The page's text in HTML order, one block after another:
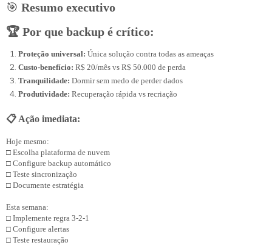
🎯 Resumo executivo
🏆 Por que backup é crítico:
Proteção universal: Única solução contra todas as ameaças
Custo-benefício: R$ 20/mês vs R$ 50.000 de perda
Tranquilidade: Dormir sem medo de perder dados
Produtividade: Recuperação rápida vs recriação
📋 Ação imediata:
Hoje mesmo:
□ Escolha plataforma de nuvem
□ Configure backup automático
□ Teste sincronização
□ Documente estratégia
Esta semana:
□ Implemente regra 3-2-1
□ Teste restauração